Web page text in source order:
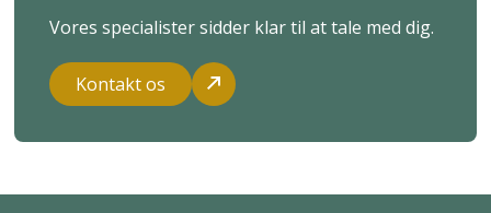
Vores specialister sidder klar til at tale med dig.
Kontakt os